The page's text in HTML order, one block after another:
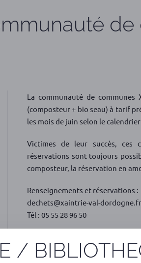
La communauté de
(composteur + bio seau) à tarif
les mois de juin selon le calendrier
Victimes de leur succès, ces
réservations sont toujours
composteur, la réservation en
Renseignements et réservations :
dechets@xaintrie-val-dordogne.fr
Tél : 05 55 28 96 50
/